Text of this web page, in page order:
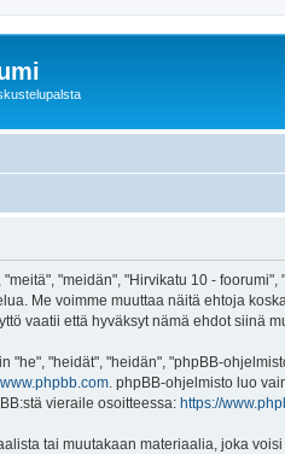
"meidän", "Hirvikatu 10 -
Me voimme muuttaa näitä ehtoja
vaatii että hyväksyt nämä ehdot siinä
"heidät", "heidän", "phpBB-
www.phpbb.com . phpBB-ohjelmisto luo
vieraile osoitteessa: https://
tai muutakaan materiaalia, joka